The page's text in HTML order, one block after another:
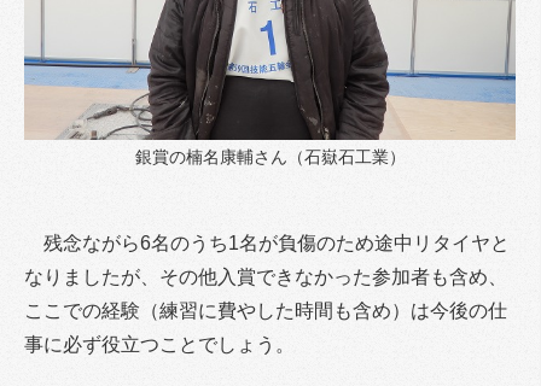
銀賞の楠名康輔さん（石嶽石工業）
残念ながら6名のうち1名が負傷のため途中リタイヤと
なりましたが、その他入賞できなかった参加者も含め、
ここでの経験（練習に費やした時間も含め）は今後の仕
事に必ず役立つことでしょう。